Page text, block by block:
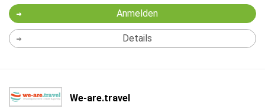
Anmelden
Details
We-are.travel